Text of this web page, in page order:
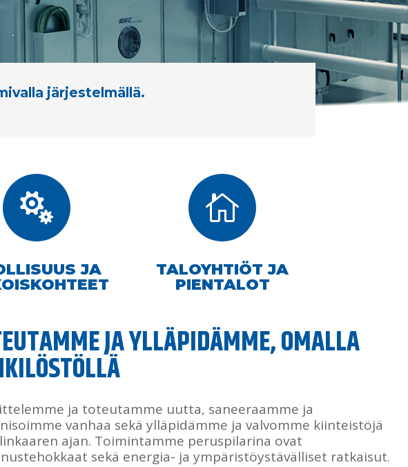
järjestelmällä.

JA

TALOYHTIÖT JA
PIENTALOT
JA YLLÄPIDÄMME, OMALLA
ja toteutamme uutta, saneeraamme ja
vanhaa sekä ylläpidämme ja valvomme kiinteistöjä
ajan. Toimintamme peruspilarina ovat
sekä energia- ja ympäristöystävälliset ratkaisut.